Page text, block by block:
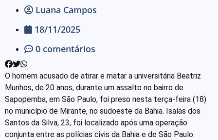
Luana Campos
18/11/2025
0 comentários
O homem acusado de atirar e matar a universitária Beatriz
Munhos, de 20 anos, durante um assalto no bairro de
Sapopemba, em São Paulo, foi preso nesta terça-feira (18)
no município de Mirante, no sudoeste da Bahia. Isaías dos
Santos da Silva, 23, foi localizado após uma operação
conjunta entre as polícias civis da Bahia e de São Paulo.